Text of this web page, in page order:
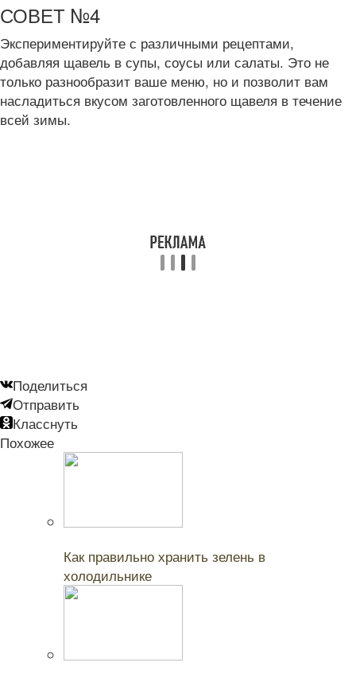
СОВЕТ №4
Экспериментируйте с различными рецептами,
добавляя щавель в супы, соусы или салаты. Это не
только разнообразит ваше меню, но и позволит вам
насладиться вкусом заготовленного щавеля в течение
всей зимы.
Поделиться
Отправить
Класснуть
Похожее
Как правильно хранить зелень в
холодильнике